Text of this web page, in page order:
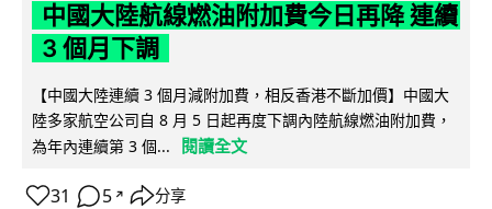
中國大陸航線燃油附加費今日再降 連續
3 個月下調
【中國大陸連續 3 個月減附加費，相反香港不斷加價】中國大
陸多家航空公司自 8 月 5 日起再度下調內陸航線燃油附加費，
為年內連續第 3 個...
閱讀全文
31 5 ↗ 分享